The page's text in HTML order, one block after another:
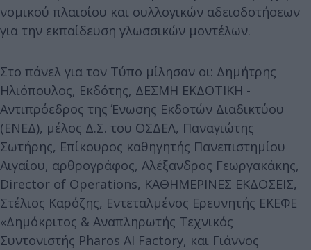
νομικού πλαισίου και συλλογικών αδειοδοτήσεων
για την εκπαίδευση γλωσσικών μοντέλων.
Στο πάνελ για τον Τύπο μίλησαν οι: Δημήτρης
Ηλιόπουλος, Εκδότης, ΔΕΣΜΗ ΕΚΔΟΤΙΚΗ -
Αντιπρόεδρος της Ένωσης Εκδοτών Διαδικτύου
(ΕΝΕΔ), μέλος Δ.Σ. του ΟΣΔΕΛ, Παναγιώτης
Σωτήρης, Επίκουρος καθηγητής Πανεπιστημίου
Αιγαίου, αρθρογράφος, Αλέξανδρος Γεωργακάκης,
Director of Operations, ΚΑΘΗΜΕΡΙΝΕΣ ΕΚΔΟΣΕΙΣ,
Στέλιος Καρόζης, Εντεταλμένος Ερευνητής ΕΚΕΦΕ
«Δημόκριτος & Αναπληρωτής Τεχνικός
Συντονιστής Pharos AI Factory, και Γιάννος